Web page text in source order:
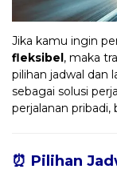
Jika kamu ingin
fleksibel, maka
pilihan jadwal dan
sebagai solusi
perjalanan
⏰ Pilihan